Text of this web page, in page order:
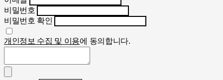
비밀번호
비밀번호 확인
개인정보 수집 및 이용에 동의합니다.